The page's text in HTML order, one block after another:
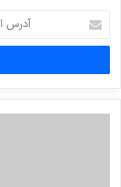
ایمیل
خود
وارد
کنید